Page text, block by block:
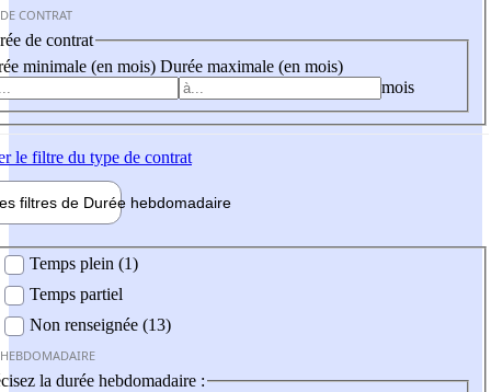
CONTRAT
de contrat
minimale (en mois) Durée maximale (en mois)
mois
le filtre du type de contrat
filtres de Durée hebdomadaire
Temps plein (1)
Temps partiel
Non renseignée (13)
la durée hebdomadaire :